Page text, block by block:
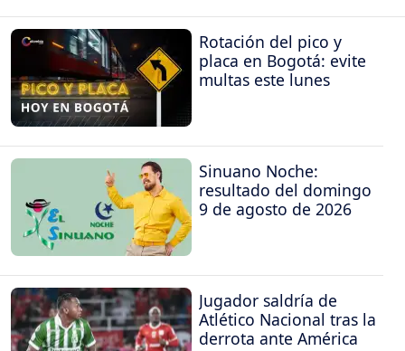
Rotación del pico y
placa en Bogotá: evite
multas este lunes
Sinuano Noche:
resultado del domingo
9 de agosto de 2026
Jugador saldría de
Atlético Nacional tras la
derrota ante América